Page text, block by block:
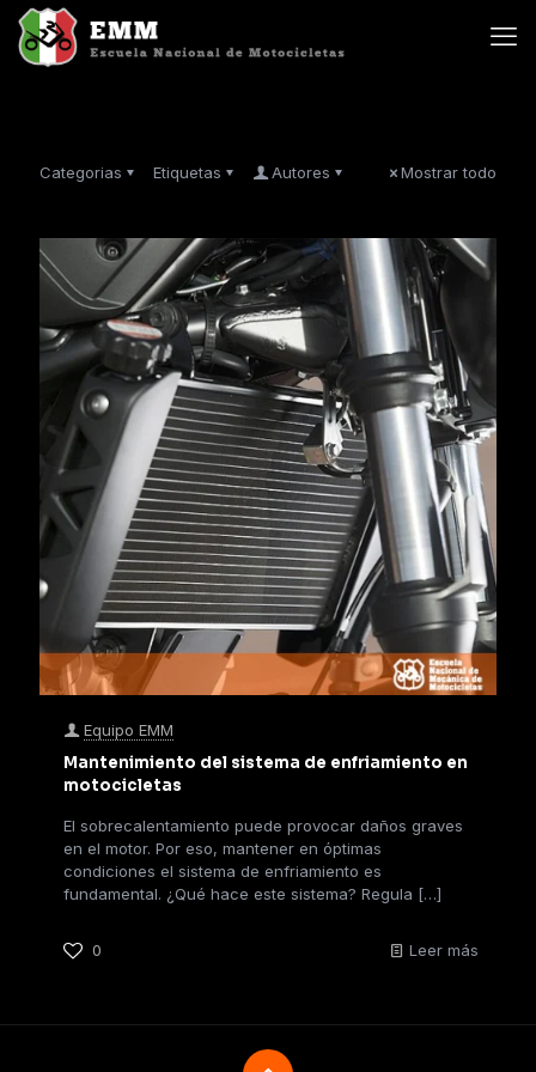
Categorias Etiquetas Autores Mostrar todo
Equipo EMM
Mantenimiento del sistema de enfriamiento en
motocicletas
El sobrecalentamiento puede provocar daños graves
en el motor. Por eso, mantener en óptimas
condiciones el sistema de enfriamiento es
fundamental. ¿Qué hace este sistema? Regula […]
0 Leer más